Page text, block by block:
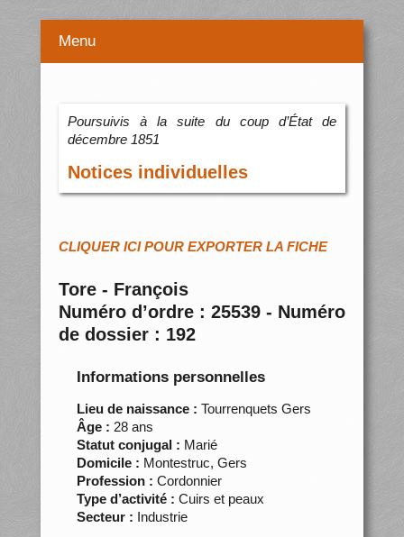
Menu
Poursuivis à la suite du coup d’État de
décembre 1851
Notices individuelles
CLIQUER ICI POUR EXPORTER LA FICHE
Tore - François
Numéro d’ordre : 25539 - Numéro
de dossier : 192
Informations personnelles
Lieu de naissance : Tourrenquets Gers
Âge : 28 ans
Statut conjugal : Marié
Domicile : Montestruc, Gers
Profession : Cordonnier
Type d’activité : Cuirs et peaux
Secteur : Industrie